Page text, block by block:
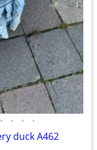
• • • •
duck A462